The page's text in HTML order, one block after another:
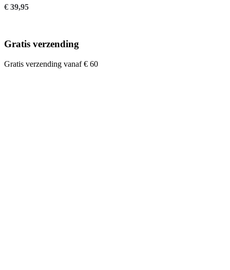
€ 39,95
Gratis verzending
Gratis verzending vanaf € 60